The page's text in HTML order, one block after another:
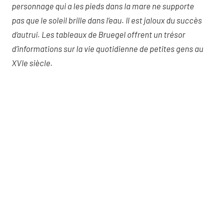
personnage qui a les pieds dans la mare ne supporte
pas que le soleil brille dans l’eau. Il est jaloux du succès
d’autrui. Les tableaux de Bruegel offrent un trésor
d’informations sur la vie quotidienne de petites gens au
XVIe siècle.